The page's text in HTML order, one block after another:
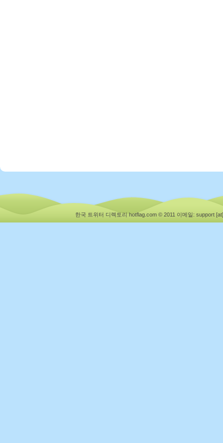
한국 트위터 디렉토리 hotflag.com © 2011 이메일: support